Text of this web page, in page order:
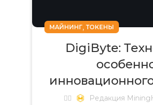
МАЙНИНГ, ТОКЕНЫ
DigiByte:
✍🏻 Редакция